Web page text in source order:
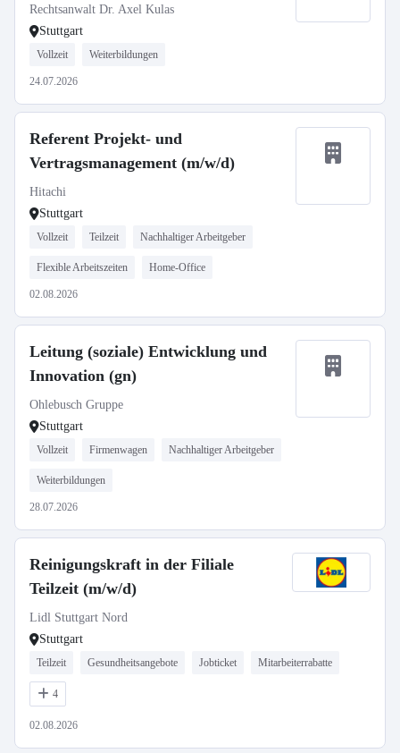
(m/w/d)
Rechtsanwalt Dr. Axel Kulas
Stuttgart
Vollzeit Weiterbildungen
24.07.2026
Referent Projekt- und
Vertragsmanagement (m/w/d)
Hitachi
Stuttgart
Vollzeit Teilzeit Nachhaltiger Arbeitgeber
Flexible Arbeitszeiten Home-Office
02.08.2026
Leitung (soziale) Entwicklung und
Innovation (gn)
Ohlebusch Gruppe
Stuttgart
Vollzeit Firmenwagen Nachhaltiger Arbeitgeber
Weiterbildungen
28.07.2026
Reinigungskraft in der Filiale
Teilzeit (m/w/d)
Lidl Stuttgart Nord
Stuttgart
Teilzeit Gesundheitsangebote Jobticket Mitarbeiterrabatte
4
02.08.2026